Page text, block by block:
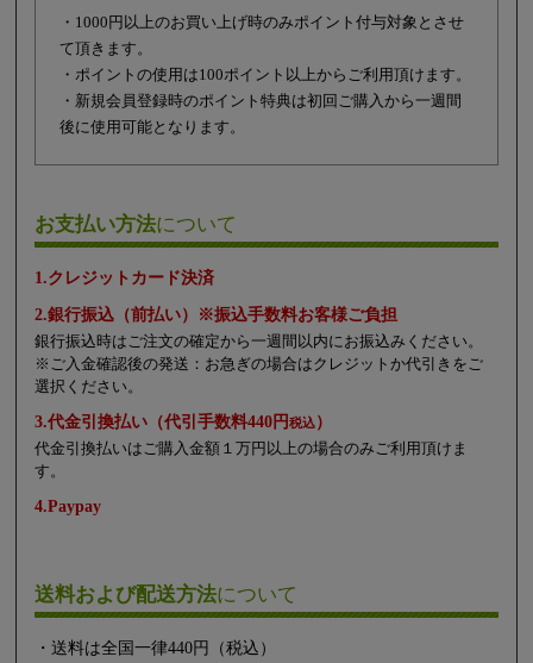
・1000円以上のお買い上げ時のみポイント付与対象とさせ
て頂きます。
・ポイントの使用は100ポイント以上からご利用頂けます。
・新規会員登録時のポイント特典は初回ご購入から一週間
後に使用可能となります。
お支払い方法について
1.クレジットカード決済
2.銀行振込（前払い）※振込手数料お客様ご負担
銀行振込時はご注文の確定から一週間以内にお振込みください。
※ご入金確認後の発送：お急ぎの場合はクレジットか代引きをご
選択ください。
3.代金引換払い（代引手数料440円税込）
代金引換払いはご購入金額１万円以上の場合のみご利用頂けま
す。
4.Paypay
送料および配送方法について
・送料は全国一律440円（税込）